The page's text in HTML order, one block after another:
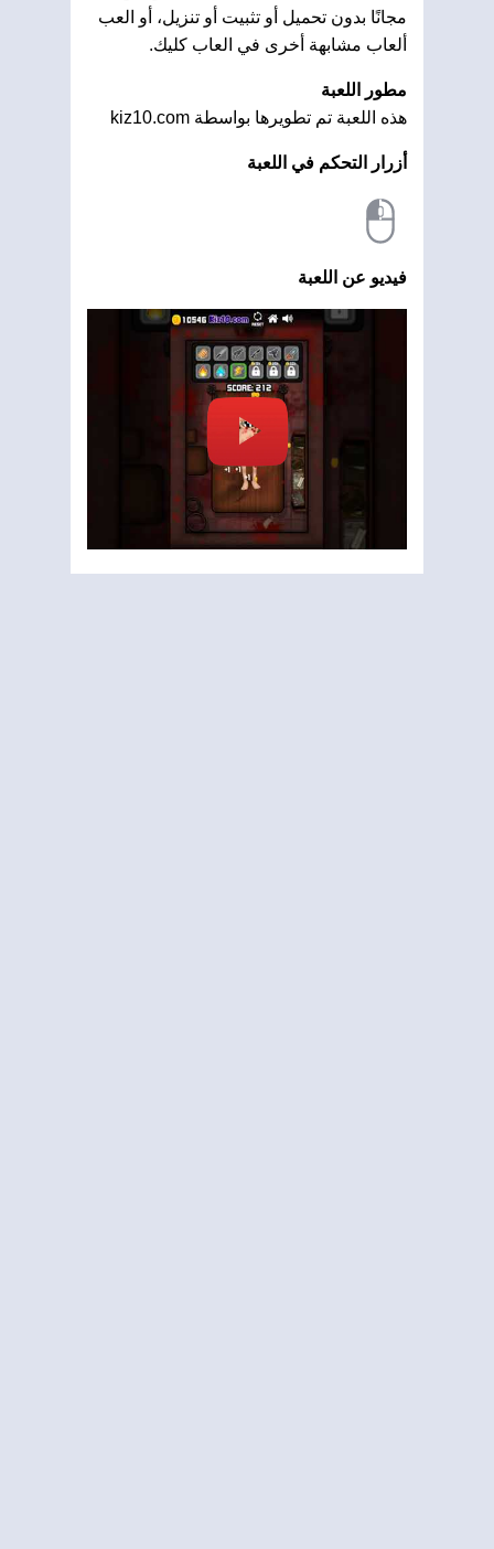
مجانًا بدون تحميل أو تثبيت أو تنزيل، أو العب
ألعاب مشابهة أخرى في العاب كليك.
مطور اللعبة
هذه اللعبة تم تطويرها بواسطة kiz10.com
أزرار التحكم في اللعبة
فيديو عن اللعبة